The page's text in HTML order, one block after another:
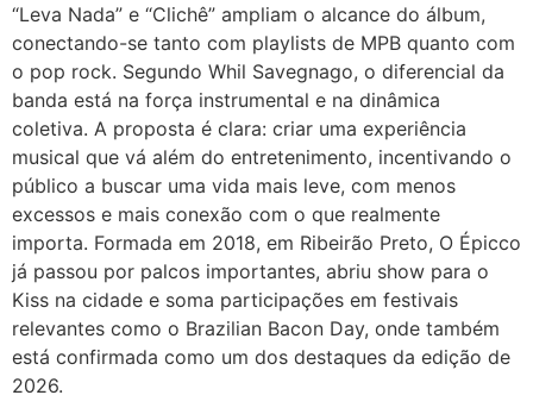
“Leva Nada” e “Clichê” ampliam o alcance do álbum,
conectando-se tanto com playlists de MPB quanto com
o pop rock. Segundo Whil Savegnago, o diferencial da
banda está na força instrumental e na dinâmica
coletiva. A proposta é clara: criar uma experiência
musical que vá além do entretenimento, incentivando o
público a buscar uma vida mais leve, com menos
excessos e mais conexão com o que realmente
importa. Formada em 2018, em Ribeirão Preto, O Épicco
já passou por palcos importantes, abriu show para o
Kiss na cidade e soma participações em festivais
relevantes como o Brazilian Bacon Day, onde também
está confirmada como um dos destaques da edição de
2026.